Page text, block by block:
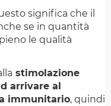
significa che il
se in quantità
le qualità
stimolazione
arrivare al
immunitario, quindi